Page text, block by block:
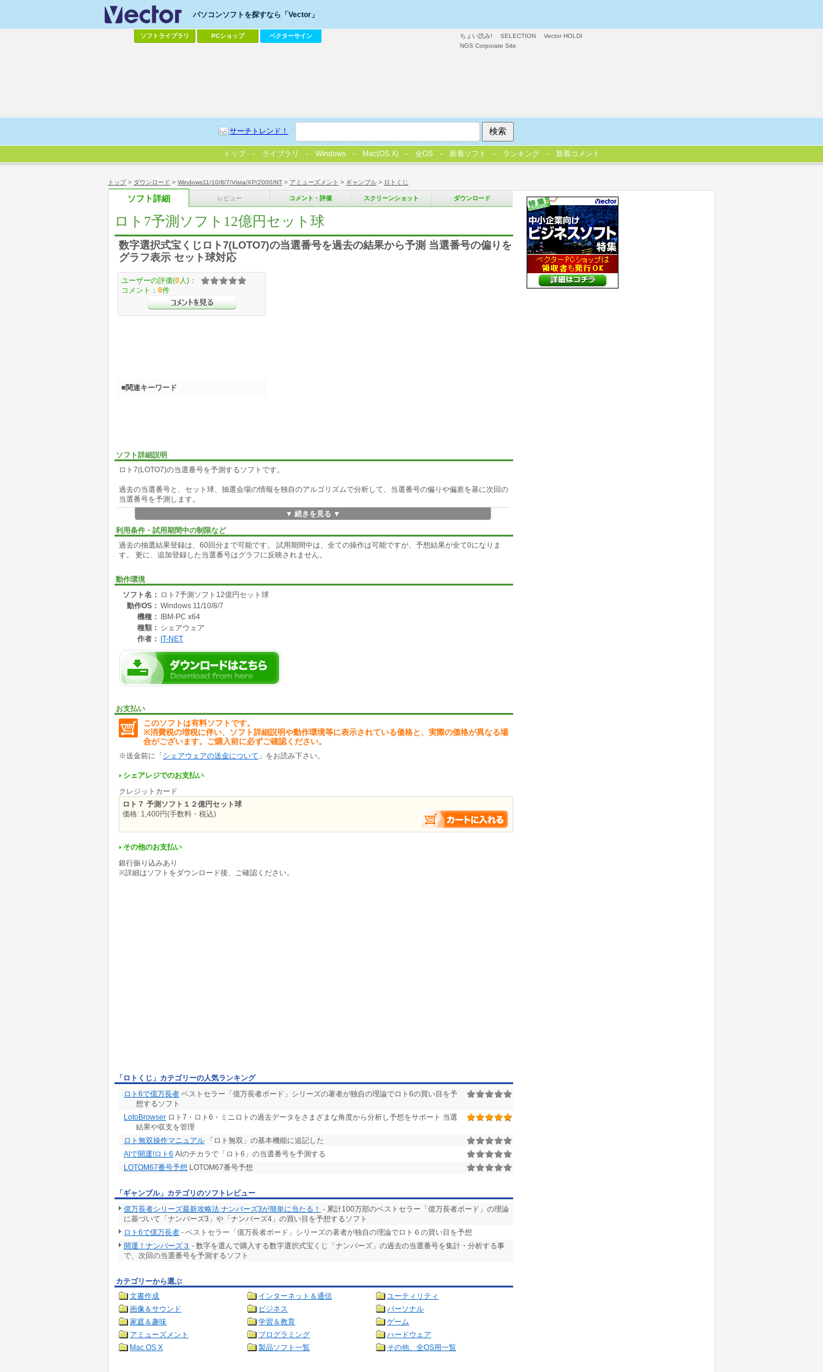
トップ> ダウンロード > Windows11/10/8/7/Vista/XP/2000/NT > アミューズメント > ギャンブル > ロトくじ
ソフト詳細 レビュー コメント・評価 スクリーンショット ダウンロード
ロト7予測ソフト12億円セット球
数字選択式宝くじロト7(LOTO7)の当選番号を過去の結果から予測 当選番号の偏りを
グラフ表示 セット球対応
ソフト詳細説明
ロト7(LOTO7)の当選番号を予測するソフトです。
過去の当選番号と、セット球、抽選会場の情報を独自のアルゴリズムで分析して、当選番号の偏りや偏差を基に次回の
当選番号を予測します。
主な機能は、
1.予測のアルゴリズム補正に4つのフィルターを使用
2.当選番号の偏りを折れ線グラフで表示
3.次回の当選番号の偏りを予測
4.過去の当選番号の偏り傾向を分析して次回の当選番号を予測(ユーザによる調整可能)
6.セット球毎に次回の当選番号を予測
7.抽選会場毎に次回の当選番号を予測
▼ 続きを見る ▼
利用条件・試用期間中の制限など
過去の抽選結果登録は、60回分まで可能です。 試用期間中は、全ての操作は可能ですが、予想結果が全て0になりま
す。 更に、追加登録した当選番号はグラフに反映されません。
動作環境
ソフト名： ロト7予測ソフト12億円セット球
動作OS： Windows 11/10/8/7
機種：
IBM-PC x64
種類： シェアウェア
作者： IT-NET
お支払い
このソフトは有料ソフトです。
※消費税の増税に伴い、ソフト詳細説明や動作環境等に表示されている価格と、実際の価格が異なる場
合がございます。ご購入前に必ずご確認ください。
※送金前に「 シェアウェアの送金について 」をお読み下さい。
シェアレジでのお支払い
クレジットカード
ロト７ 予測ソフト１２億円セット球
価格: 1,400円(手数料・税込)
その他のお支払い
銀行振り込みあり
※詳細はソフトをダウンロード後、ご確認ください。
ユーザーの評価(0 人)：
コメント： 0件
■関連キーワード
「ロトくじ」カテゴリーの人気ランキング
ロト6で億万長者 ベストセラー「億万長者ボード」シリーズの著者が独自の理論でロト6の買い目を予
想するソフト
LotoBrowser ロト7・ロト6・ミニロトの過去データをさまざまな角度から分析し予想をサポート 当選
結果や収支を管理
ロト無双操作マニュアル 「ロト無双」の基本機能に追記した
AIで開運!ロト6 AIのチカラで「ロト6」の当選番号を予測する
LOTOM67番号予想 LOTOM67番号予想
「ギャンブル」カテゴリのソフトレビュー
億万長者シリーズ最新攻略法 ナンバーズ3が簡単に当たる！ - 累計100万部のベストセラー「億万長者ボード」の理論
に基づいて「ナンバーズ3」や「ナンバーズ4」の買い目を予想するソフト
ロト6で億万長者 - ベストセラー「億万長者ボード」シリーズの著者が独自の理論でロト６の買い目を予想
開運！ナンバーズ３ - 数字を選んで購入する数字選択式宝くじ「ナンバーズ」の過去の当選番号を集計・分析する事
で、次回の当選番号を予測するソフト
カテゴリーから選ぶ
文書作成
インターネット＆通信
ユーティリティ
画像＆サウンド
ビジネス
パーソナル
家庭＆趣味
学習＆教育
ゲーム
アミューズメント
プログラミング
ハードウェア
Mac OS X
製品ソフト一覧 その他、全OS用一覧
ちょい読み! SELECTION
Vector HOLDI
NGS Corporate Site
パソコンソフトを探すなら「Vector」
ソフトライブラリ PCショップ ベクターサイン
サーチトレンド！
トップ ライブラリ Windows Mac(OS X) 全OS 新着ソフト ランキング 新着コメント